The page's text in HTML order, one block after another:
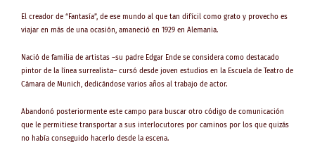
El creador de “Fantasía”, de ese mundo al que tan difícil como grato y provecho es
viajar en más de una ocasión, amaneció en 1929 en Alemania.
Nació de familia de artistas –su padre Edgar Ende se considera como destacado
pintor de la línea surrealista– cursó desde joven estudios en la Escuela de Teatro de
Cámara de Munich, dedicándose varios años al trabajo de actor.
Abandonó posteriormente este campo para buscar otro código de comunicación
que le permitiese transportar a sus interlocutores por caminos por los que quizás
no había conseguido hacerlo desde la escena.